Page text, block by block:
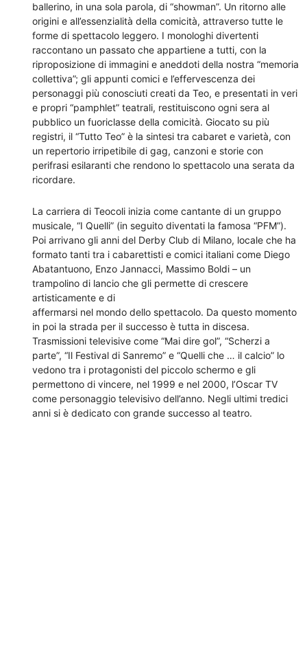
ballerino, in una sola parola, di “showman”. Un ritorno alle
origini e all’essenzialità della comicità, attraverso tutte le
forme di spettacolo leggero. I monologhi divertenti
raccontano un passato che appartiene a tutti, con la
riproposizione di immagini e aneddoti della nostra “memoria
collettiva”; gli appunti comici e l’effervescenza dei
personaggi più conosciuti creati da Teo, e presentati in veri
e propri “pamphlet” teatrali, restituiscono ogni sera al
pubblico un fuoriclasse della comicità. Giocato su più
registri, il “Tutto Teo” è la sintesi tra cabaret e varietà, con
un repertorio irripetibile di gag, canzoni e storie con
perifrasi esilaranti che rendono lo spettacolo una serata da
ricordare.
La carriera di Teocoli inizia come cantante di un gruppo
musicale, “I Quelli” (in seguito diventati la famosa “PFM”).
Poi arrivano gli anni del Derby Club di Milano, locale che ha
formato tanti tra i cabarettisti e comici italiani come Diego
Abatantuono, Enzo Jannacci, Massimo Boldi – un
trampolino di lancio che gli permette di crescere
artisticamente e di
affermarsi nel mondo dello spettacolo. Da questo momento
in poi la strada per il successo è tutta in discesa.
Trasmissioni televisive come “Mai dire gol”, “Scherzi a
parte”, “Il Festival di Sanremo” e “Quelli che … il calcio” lo
vedono tra i protagonisti del piccolo schermo e gli
permettono di vincere, nel 1999 e nel 2000, l’Oscar TV
come personaggio televisivo dell’anno. Negli ultimi tredici
anni si è dedicato con grande successo al teatro.